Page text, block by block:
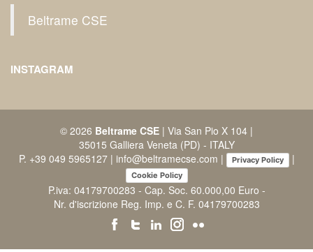
Beltrame CSE
INSTAGRAM
© 2026 Beltrame CSE | Via San Pio X 104 |
35015 Galliera Veneta (PD) - ITALY
P. +39 049 5965127| info@beltramecse.com | Privacy Policy |
Cookie Policy
P.iva: 04179700283 - Cap. Soc. 60.000,00 Euro -
Nr. d'iscrizione Reg. Imp. e C. F. 04179700283
facebooktwitterlinkedininstagram